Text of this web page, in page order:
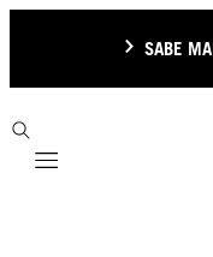
SABE
Mobile navigation